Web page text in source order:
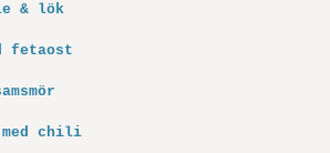
& lök
fetaost
med chili